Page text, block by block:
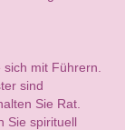
mit Führern.
sind
Sie Rat.
Sie spirituell